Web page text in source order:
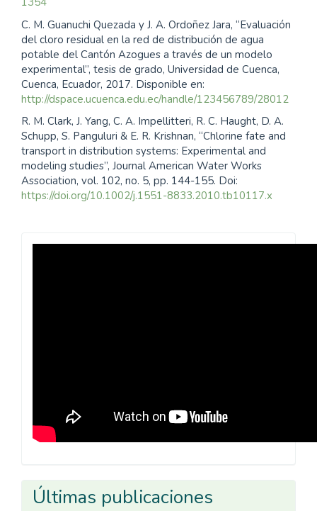
C. M. Guanuchi Quezada y J. A. Ordoñez Jara, “Evaluación
del cloro residual en la red de distribución de agua
potable del Cantón Azogues a través de un modelo
experimental”, tesis de grado, Universidad de Cuenca,
Cuenca, Ecuador, 2017. Disponible en:
http://dspace.ucuenca.edu.ec/handle/123456789/28012
R. M. Clark, J. Yang, C. A. Impellitteri, R. C. Haught, D. A.
Schupp, S. Panguluri & E. R. Krishnan, “Chlorine fate and
transport in distribution systems: Experimental and
modeling studies”, Journal American Water Works
Association, vol. 102, no. 5, pp. 144-155. Doi:
https://doi.org/10.1002/j.1551-8833.2010.tb10117.x
Revista
Últimas publicaciones